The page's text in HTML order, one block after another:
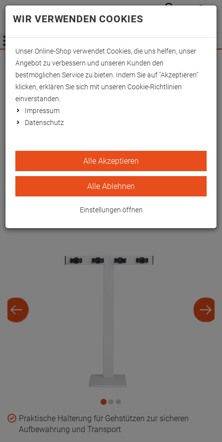
Wichtige Änderung für Fachhändler zum
01.09.2026 -Mehr Informationen hier
Anmelden
Menü
Gehstützenhalterung Tisch
2 Paar, weiß, Tool-Flex
Zur Fixierung von Krücken und Gehstöcken
Praktische Halterung für Gehstützen zur sicheren
Aufbewahrung und Transport
WIR VERWENDEN COOKIES
Unser Online-Shop verwendet Cookies, die uns helfen, unser
Angebot zu verbessern und unseren Kunden den
bestmöglichen Service zu bieten. Indem Sie auf "Akzeptieren"
klicken, erklären Sie sich mit unseren Cookie-Richtlinien
einverstanden.
Impressum
Datenschutz
Alle Akzeptieren
Alle Ablehnen
Einstellungen öffnen